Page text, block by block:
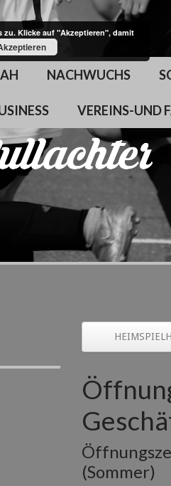
AH NACHWUCHS
VEREINS-UND
(Sommer)
zu. Klicke auf "Akzeptieren", damit